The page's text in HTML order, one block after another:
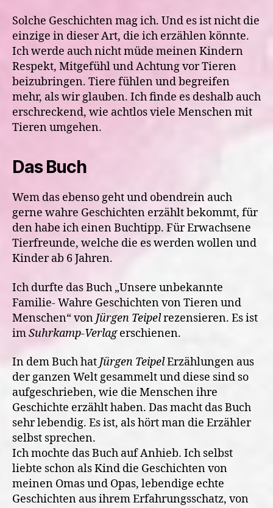
Solche Geschichten mag ich. Und es ist nicht die
einzige in dieser Art, die ich erzählen könnte.
Ich werde auch nicht müde meinen Kindern
Respekt, Mitgefühl und Achtung vor Tieren
beizubringen. Tiere fühlen und begreifen
mehr, als wir glauben. Ich finde es deshalb auch
erschreckend, wie achtlos viele Menschen mit
Tieren umgehen.
Das Buch
Wem das ebenso geht und obendrein auch
gerne wahre Geschichten erzählt bekommt, für
den habe ich einen Buchtipp. Für Erwachsene
Tierfreunde, welche die es werden wollen und
Kinder ab 6 Jahren.
Ich durfte das Buch „Unsere unbekannte
Familie- Wahre Geschichten von Tieren und
Menschen“ von Jürgen Teipelrezensieren. Es ist
imSuhrkamp-Verlagerschienen.
In dem Buch hat Jürgen TeipelErzählungen aus
der ganzen Welt gesammelt und diese sind so
aufgeschrieben, wie die Menschen ihre
Geschichte erzählt haben. Das macht das Buch
sehr lebendig. Es ist, als hört man die Erzähler
selbst sprechen.
Ich mochte das Buch auf Anhieb. Ich selbst
liebte schon als Kind die Geschichten von
meinen Omas und Opas, lebendige echte
Geschichten aus ihrem Erfahrungsschatz, von